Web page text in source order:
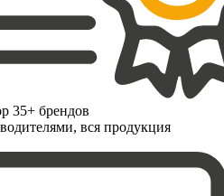
35+ брендов
вся продукция